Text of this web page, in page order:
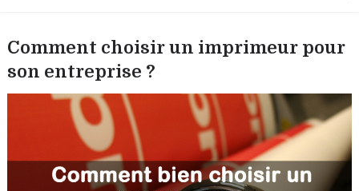
Comment choisir un imprimeur pour
son entreprise ?